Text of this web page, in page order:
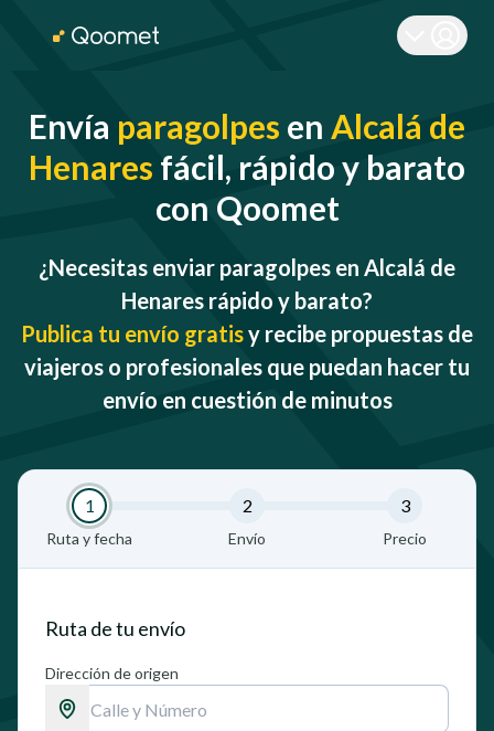
Envía paragolpes en Alcalá de
Henares fácil, rápido y barato
con Qoomet
¿Necesitas enviar paragolpes en Alcalá de
Henares rápido y barato?
Publica tu envío gratisy recibe propuestas de
viajeros o profesionales que puedan hacer tu
envío en cuestión de minutos
1
Ruta y fecha
2
Envío
3
Precio
Ruta de tu envío
Dirección de origen